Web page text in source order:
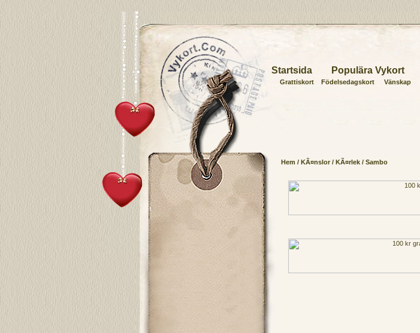
Startsida Populära Vykort
Grattiskort Födelsedagskort Vänskap
Hem / KÃ¤nslor/ KÃ¤rlek/ Sambo